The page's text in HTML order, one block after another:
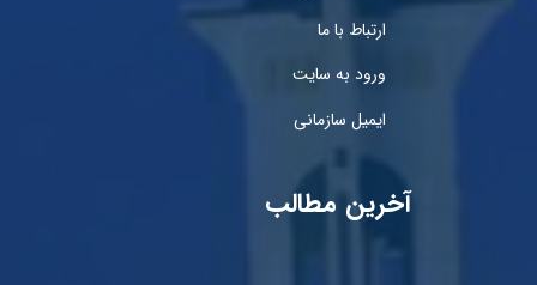
ارتباط با ما
ورود به سایت
ایمیل سازمانی
آخرین مطالب